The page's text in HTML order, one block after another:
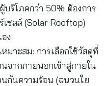
บริโภคกว่า 50% ต้องการ
ซลล์ (Solar Rooftop)
ง
มาะสม: การเลือกใช้วัสดุที่
จากภายนอกเข้าสู่ภายใน
กันความร้อน (ฉนวนใย